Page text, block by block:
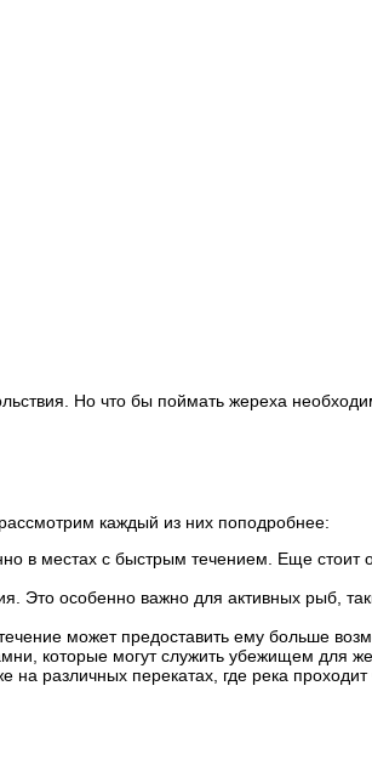
Но что бы поймать жереха
каждый из них поподробнее:
в местах с быстрым течением. Еще стоит
особенно важно для активных рыб,
может предоставить ему больше
которые могут служить убежищем для
различных перекатах, где река